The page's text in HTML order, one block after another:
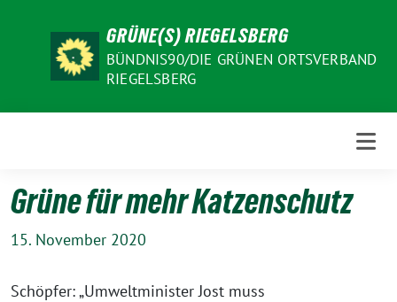
GRÜNE(S) RIEGELSBERG
BÜNDNIS90/DIE GRÜNEN ORTSVERBAND
RIEGELSBERG
Grüne für mehr Katzenschutz
15. November 2020
Schöpfer: „Umweltminister Jost muss